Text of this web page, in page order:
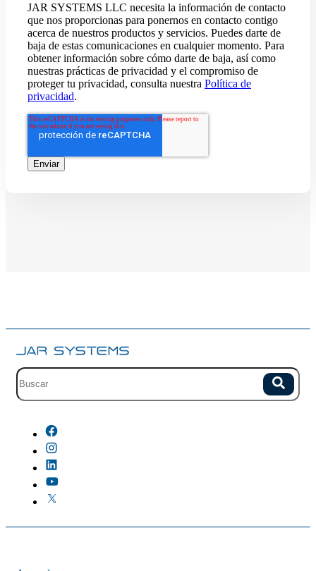
JAR SYSTEMS LLC necesita la información de contacto
que nos proporcionas para ponernos en contacto contigo
acerca de nuestros productos y servicios. Puedes darte de
baja de estas comunicaciones en cualquier momento. Para
obtener información sobre cómo darte de baja, así como
nuestras prácticas de privacidad y el compromiso de
proteger tu privacidad, consulta nuestra Política de
privacidad.
Campo de busqueda con sugerencias. Buscar